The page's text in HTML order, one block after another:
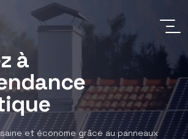
à
et économe grâce au panneaux